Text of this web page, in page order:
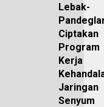
Lebak-
Ciptakan
Program
Kerja
Jaringan
Senyum